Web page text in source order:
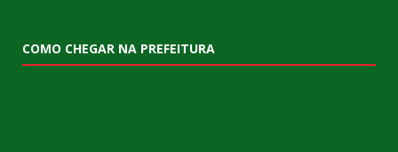
COMO CHEGAR NA PREFEITURA